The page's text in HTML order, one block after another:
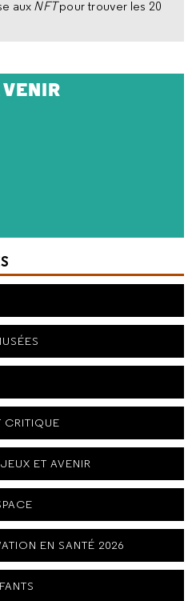
aux NFTpour trouver les 20
CRITIQUE
ET AVENIR
EN SANTÉ 2026